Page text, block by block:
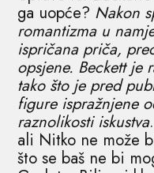
ga uopće? Nakon
romantizma u
ispričana priča,
opsjene. Beckett je
tako što je pred
figure ispražnjene
raznolikosti iskustva
ali Nitko ne može
što se baš ne bi